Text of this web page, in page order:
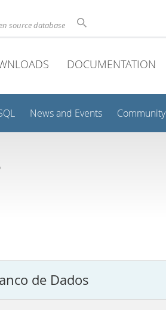
source database
DOCUMENTATION
News and Events Community
de Dados